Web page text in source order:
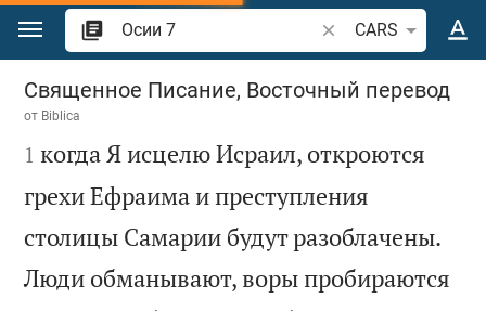
Перейти к содержанию
Поиск по отрывку
CARS
Осии 7
Священное Писание, Восточный перевод
от Biblica

1 когда Я исцелю Исраил, откроются
грехи Ефраима и преступления
столицы Самарии будут разоблачены.
Люди обманывают, воры пробираются